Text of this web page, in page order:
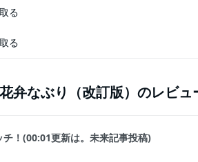
る
る
弁なぶり（改訂版） のレビュ
！(00:01更新は。未来記事投稿)